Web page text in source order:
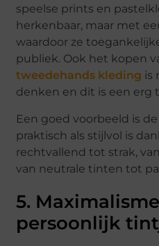
speelse prints en
herkenbaar, maar met
waardoor ze
publiek. Ook het kopen
tweedehands kleding is
denken en dit is een erg
Een goed voorbeeld is
praktisch als stijlvol is
rechtvallend tot strak,
van neutrale tinten tot
5.
persoonlijk